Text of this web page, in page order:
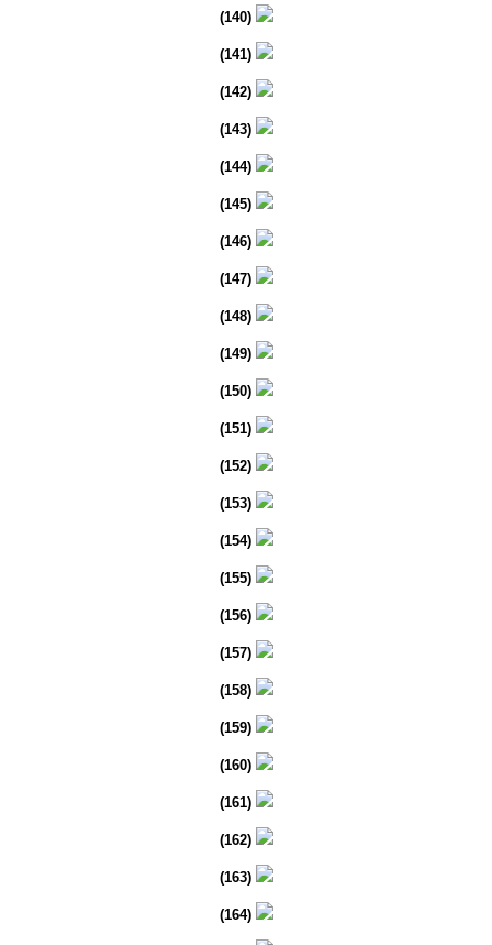
(140)
(141)
(142)
(143)
(144)
(145)
(146)
(147)
(148)
(149)
(150)
(151)
(152)
(153)
(154)
(155)
(156)
(157)
(158)
(159)
(160)
(161)
(162)
(163)
(164)